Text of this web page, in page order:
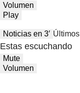
Volumen
Play
Noticias en 3′
Estas escuchando
Mute
Volumen